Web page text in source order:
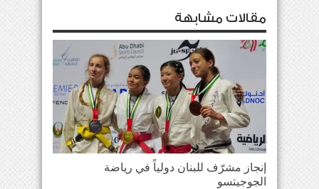
مقالات مشابهة
إنجاز مشرّف للبنان دولياً في رياضة
الجوجيتسو